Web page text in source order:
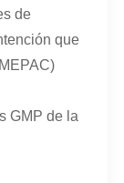
de
que
GMP de la